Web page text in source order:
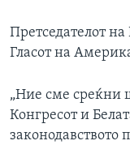
Претседателот
Гласот на
„Ние сме среќни
Конгресот и
законодавството